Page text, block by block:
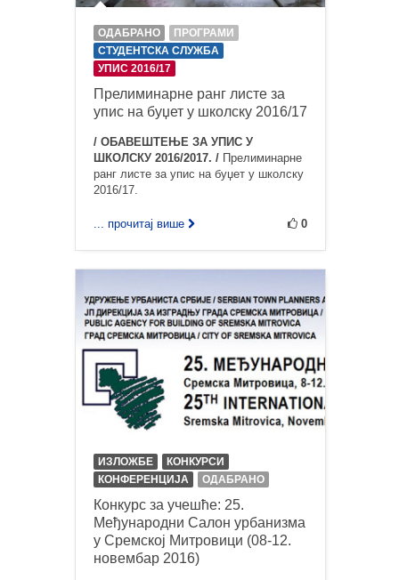
ОДАБРАНО
ПРОГРАМИ
СТУДЕНТСКА СЛУЖБА
УПИС 2016/17
Прелиминарне ранг листе за
упис на буџет у школску 2016/17
/ ОБАВЕШТЕЊЕ ЗА УПИС У
ШКОЛСКУ 2016/2017. / Прелиминарне
ранг листе за упис на буџет у школску
2016/17.
... прочитај више 0
ИЗЛОЖБЕ
КОНКУРСИ
КОНФЕРЕНЦИЈА
ОДАБРАНО
Конкурс за учешће: 25.
Међународни Салон урбанизма
у Сремској Митровици (08-12.
новембар 2016)